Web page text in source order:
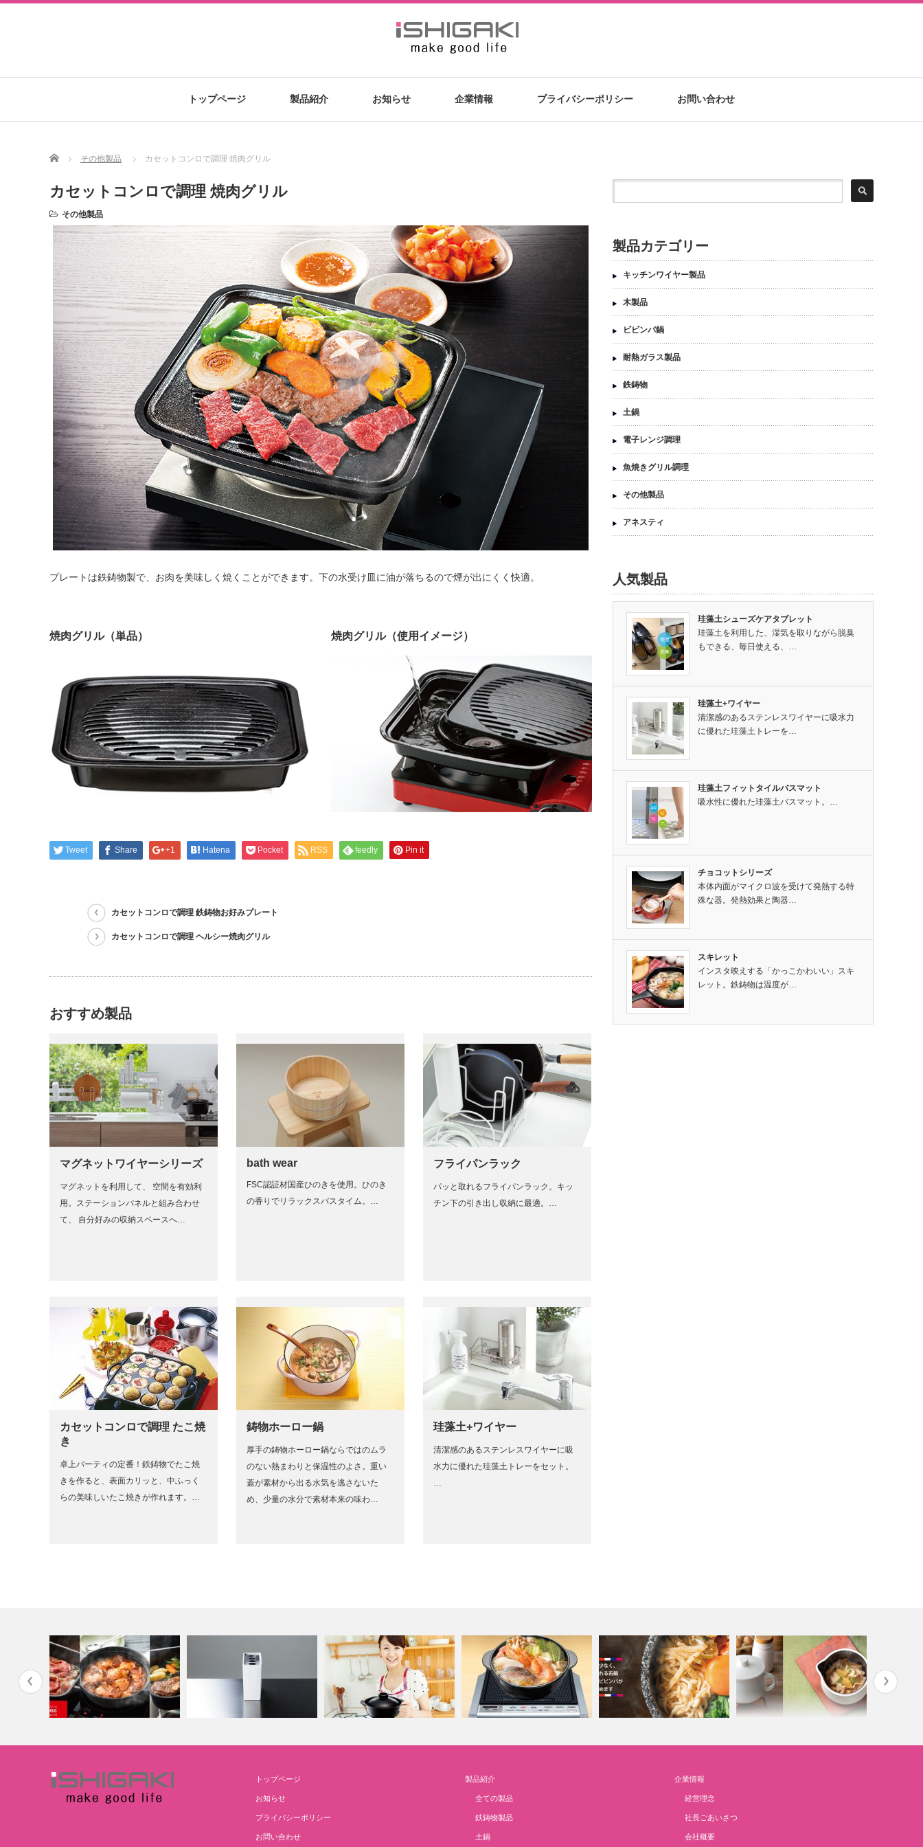
トップページ 製品紹介 お知らせ 企業情報 プライバシーポリシー お問い合わせ
Home その他製品 カセットコンロで調理 焼肉グリル
カセットコンロで調理 焼肉グリル
その他製品
プレートは鉄鋳物製で、お肉を美味しく焼くことができます。下の水受け皿に油が落ちるので煙が出にくく快適。
焼肉グリル（単品） 焼肉グリル（使用イメージ）
Tweet Share +1 Hatena Pocket RSS feedly Pin it
カセットコンロで調理 鉄鋳物お好みプレート
カセットコンロで調理 ヘルシー焼肉グリル
おすすめ製品
マグネットワイヤーシリーズ
マグネットを利用して、 空間を有効利
用。ステーションパネルと組み合わせ
て、 自分好みの収納スペースへ…
bath wear
FSC認証材国産ひのきを使用。ひのき
の香りでリラックスバスタイム。…
フライパンラック
パッと取れるフライパンラック。キッ
チン下の引き出し収納に最適。…
カセットコンロで調理 たこ焼
き
卓上パーティの定番！鉄鋳物でたこ焼
きを作ると、表面カリッと、中ふっく
らの美味しいたこ焼きが作れます。…
鋳物ホーロー鍋
厚手の鋳物ホーロー鍋ならではのムラ
のない熱まわりと保温性のよさ。重い
蓋が素材から出る水気を逃さないた
め、少量の水分で素材本来の味わ…
珪藻土+ワイヤー
清潔感のあるステンレスワイヤーに吸
水力に優れた珪藻土トレーをセット。
…
製品カテゴリー
キッチンワイヤー製品
木製品
ビビンバ鍋
耐熱ガラス製品
鉄鋳物
土鍋
電子レンジ調理
魚焼きグリル調理
その他製品
アネスティ
人気製品
珪藻土シューズケアタブレット
珪藻土を利用した、湿気を取りながら脱臭
もできる、毎日使える、…
珪藻土+ワイヤー
清潔感のあるステンレスワイヤーに吸水力
に優れた珪藻土トレーを…
珪藻土フィットタイルバスマット
吸水性に優れた珪藻土バスマット。…
チョコットシリーズ
本体内面がマイクロ波を受けて発熱する特
殊な器。発熱効果と陶器…
スキレット
インスタ映えする「かっこかわいい」スキ
レット。鉄鋳物は温度が…
鉄鋳物鍋、すき焼き鍋 珪藻土ハブラシスタンド IH土鍋 Delish Life ビビンバ鍋
トップページ
お知らせ
プライバシーポリシー
お問い合わせ
製品紹介
全ての製品
鉄鋳物製品
土鍋
企業情報
経営理念
社長ごあいさつ
会社概要